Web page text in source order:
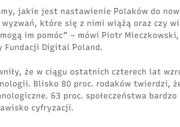
jakie jest nastawienie Polaków do
wyzwań, które się z nimi wiążą oraz czy
im pomóc” – mówi Piotr
Fundacji Digital Poland.
że w ciągu ostatnich czterech lat
Blisko 80 proc. rodaków twierdzi,
63 proc. społeczeństwa
cyfryzacji.